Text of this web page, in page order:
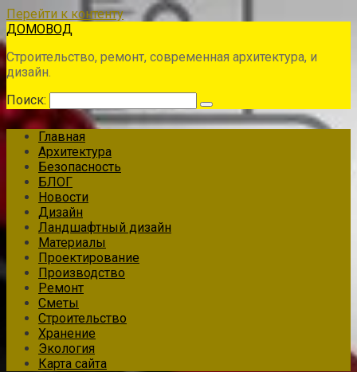
Перейти к контенту
ДОМОВОД
Строительство, ремонт, современная архитектура, и
дизайн.
Поиск:
Главная
Архитектура
Безопасность
БЛОГ
Новости
Дизайн
Ландшафтный дизайн
Материалы
Проектирование
Производство
Ремонт
Сметы
Строительство
Хранение
Экология
Карта сайта